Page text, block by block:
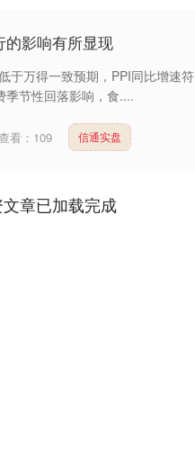
影响有所显现
于万得一致预期，PPI同比增速符
季节性回落影响，食....
看： 109 信通实盘
章已加载完成